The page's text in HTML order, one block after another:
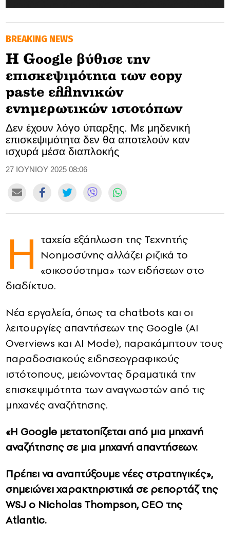
SOOZIE’S FRIENDS
CULTURE
TASTELAND
TECH
HEALTH
MEDIALAND
CONTACT
ADVERTISE
BREAKING NEWS
H Google βύθισε την
επισκεψιμότητα των copy
paste ελληνικών
ενημερωτικών ιστοτόπων
Δεν έχουν λόγο ύπαρξης. Με μηδενική
επισκεψιμότητα δεν θα αποτελούν καν
ισχυρά μέσα διαπλοκής
27 ΙΟΥΝΙΟΥ 2025 08:06
Η ταχεία εξάπλωση της Τεχνητής
Νοημοσύνης αλλάζει ριζικά το
«οικοσύστημα» των ειδήσεων στο
διαδίκτυο.
Νέα εργαλεία, όπως τα chatbots και οι
λειτουργίες απαντήσεων της Google (AI
Overviews και AI Mode), παρακάμπτουν τους
παραδοσιακούς ειδησεογραφικούς
ιστότοπους, μειώνοντας δραματικά την
επισκεψιμότητα των αναγνωστών από τις
μηχανές αναζήτησης.
«Η Google μετατοπίζεται από μια μηχανή
αναζήτησης σε μια μηχανή απαντήσεων.
Πρέπει να αναπτύξουμε νέες στρατηγικές»,
σημειώνει χαρακτηριστικά σε ρεπορτάζ της
WSJ ο Nicholas Thompson, CEO της
Atlantic.